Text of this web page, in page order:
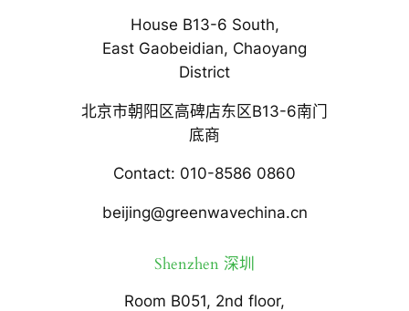
House B13-6 South,
East Gaobeidian, Chaoyang
District
北京市朝阳区高碑店东区B13-6南门
底商
Contact: 010-8586 0860
beijing@greenwavechina.cn
Shenzhen 深圳
Room B051, 2nd floor,